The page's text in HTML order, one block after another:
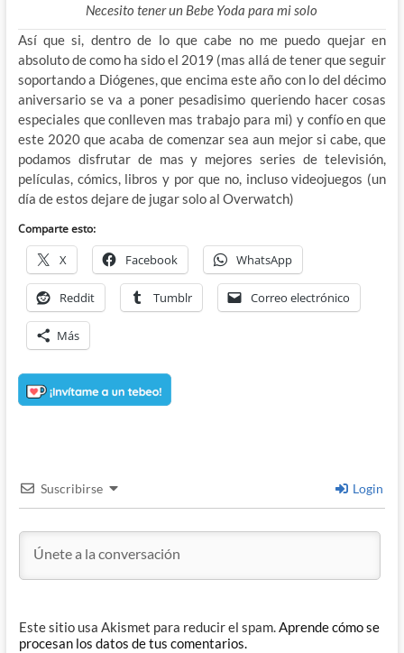
Necesito tener un Bebe Yoda para mi solo
Así que si, dentro de lo que cabe no me puedo quejar en
absoluto de como ha sido el 2019 (mas allá de tener que seguir
soportando a Diógenes, que encima este año con lo del décimo
aniversario se va a poner pesadisimo queriendo hacer cosas
especiales que conlleven mas trabajo para mi) y confío en que
este 2020 que acaba de comenzar sea aun mejor si cabe, que
podamos disfrutar de mas y mejores series de televisión,
películas, cómics, libros y por que no, incluso videojuegos (un
día de estos dejare de jugar solo al Overwatch)
Comparte esto:
X Facebook WhatsApp
Reddit Tumblr Correo electrónico
Más
Suscribirse Login
Este sitio usa Akismet para reducir el spam.Aprende cómo se
procesan los datos de tus comentarios.